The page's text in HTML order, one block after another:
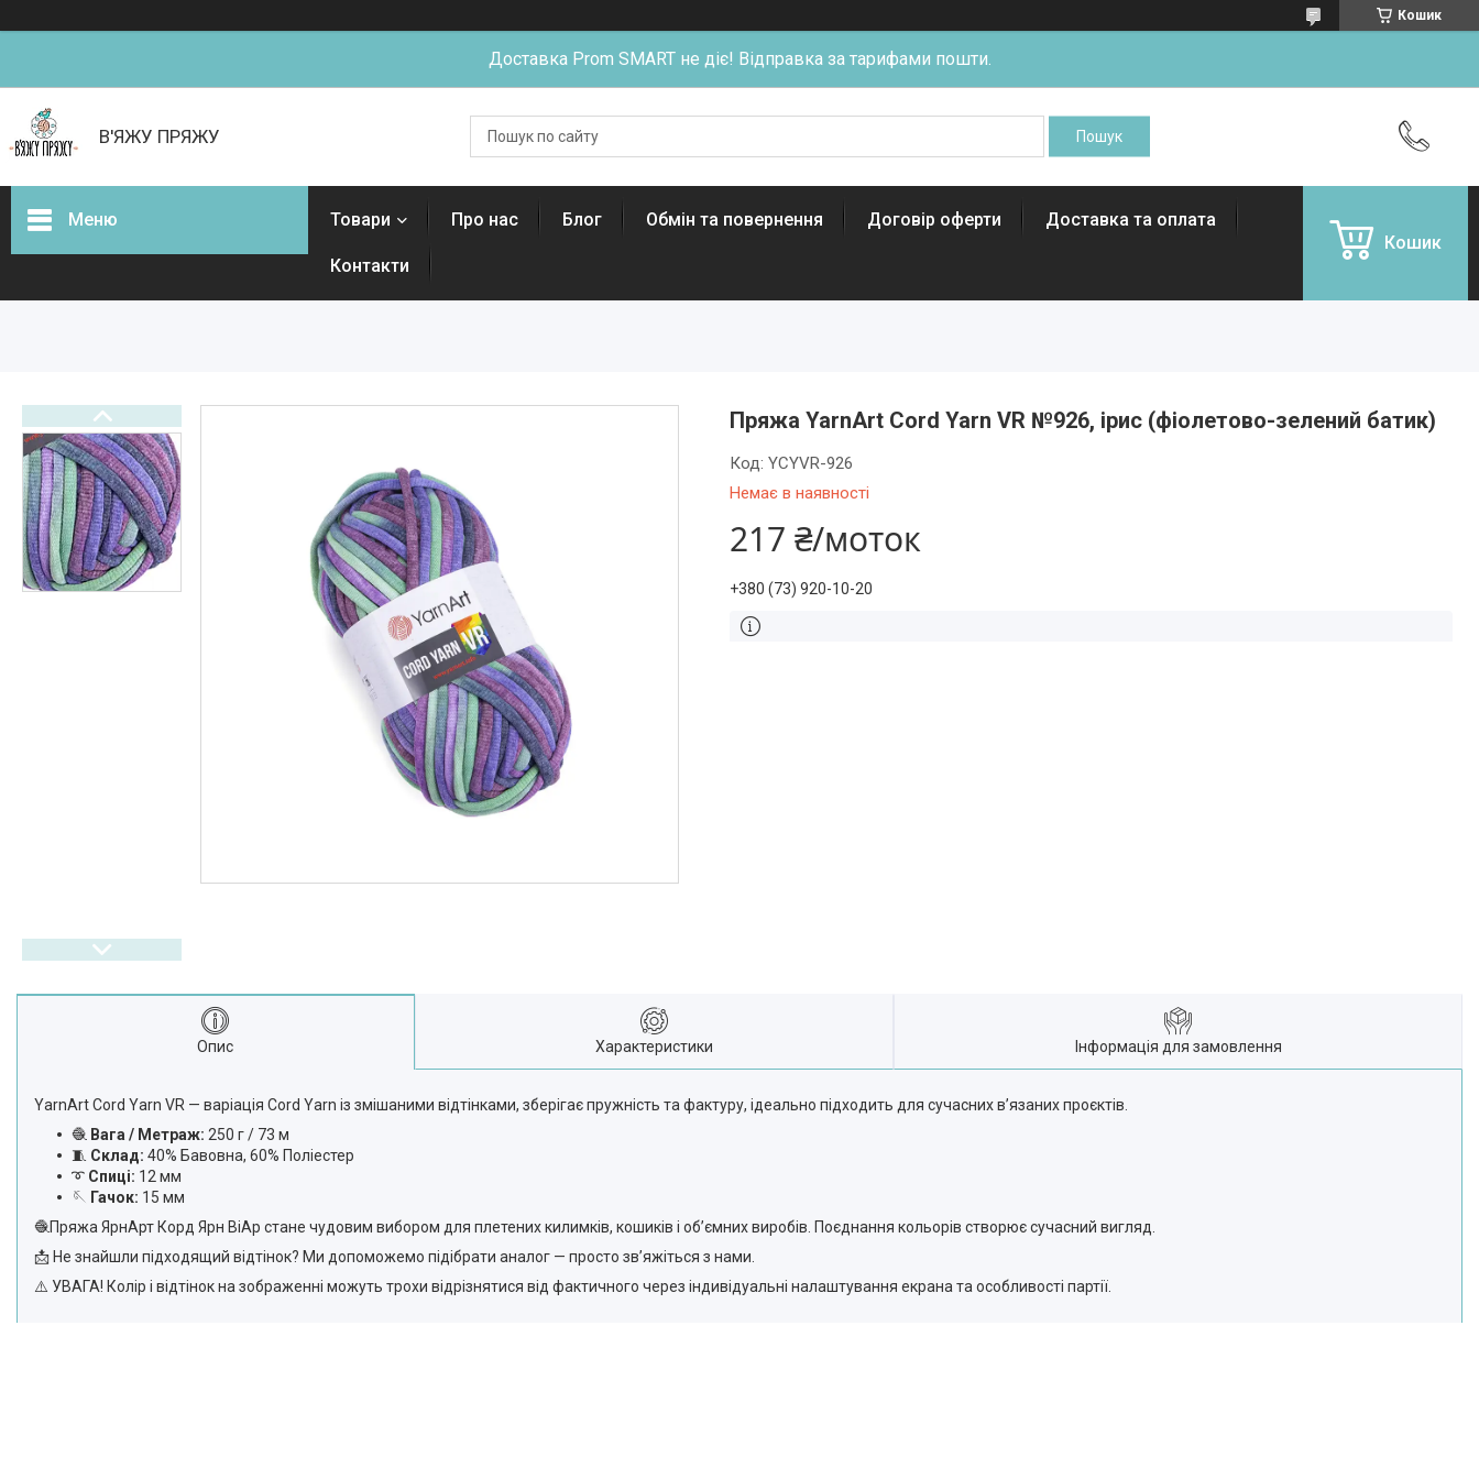
Кошик
Доставка Prom SMART не діє! Відправка за тарифами пошти.
В'ЯЖУ ПРЯЖУ
Меню Товари Про нас Блог Обмін та повернення Договір оферти Доставка та оплата
Контакти
Кошик
Пряжа YarnArt Cord Yarn VR №926, ірис (фіолетово-зелений батик)
Немає в наявності
Код: YCYVR-926
217 ₴/моток
+380 (73) 920-10-20
Опис Характеристики Інформація для замовлення
YarnArt Cord Yarn VR — варіація Cord Yarn із змішаними відтінками, зберігає пружність та фактуру, ідеально підходить для сучасних в’язаних проєктів.
🧶 Вага / Метраж: 250 г / 73 м
🧵 Склад: 40% Бавовна, 60% Поліестер
➰ Спиці: 12 мм
🪡 Гачок: 15 мм
🧶Пряжа ЯрнАрт Корд Ярн ВіАр стане чудовим вибором для плетених килимків, кошиків і об’ємних виробів. Поєднання кольорів створює сучасний вигляд.
📩 Не знайшли підходящий відтінок? Ми допоможемо підібрати аналог — просто зв’яжіться з нами.
⚠️ УВАГА! Колір і відтінок на зображенні можуть трохи відрізнятися від фактичного через індивідуальні налаштування екрана та особливості партії.